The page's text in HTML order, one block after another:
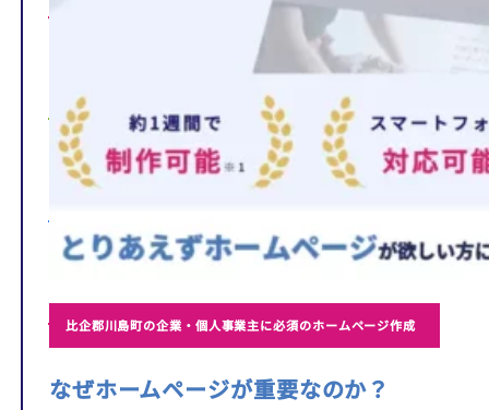
選ばれる理由
制作事例
比企郡川島町の企業・個人事業主に必須のホームページ作成
なぜホームページが重要なのか？